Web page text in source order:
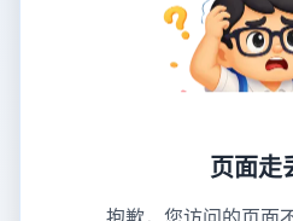
页面走
抱歉，您访问的页面